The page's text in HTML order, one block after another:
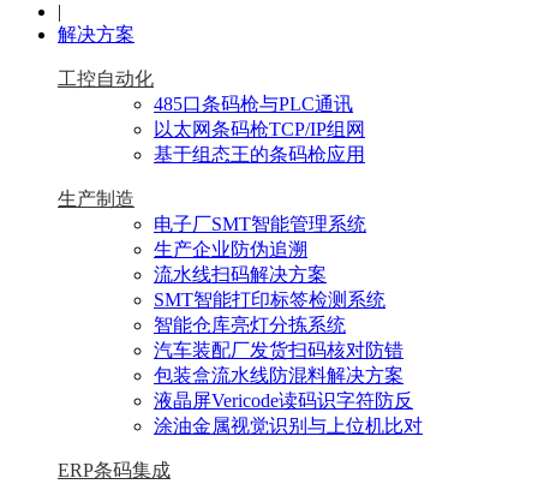
|
解决方案
工控自动化
485口条码枪与PLC通讯
以太网条码枪TCP/IP组网
基于组态王的条码枪应用
生产制造
电子厂SMT智能管理系统
生产企业防伪追溯
流水线扫码解决方案
SMT智能打印标签检测系统
智能仓库亮灯分拣系统
汽车装配厂发货扫码核对防错
包装盒流水线防混料解决方案
液晶屏Vericode读码识字符防反
涂油金属视觉识别与上位机比对
ERP条码集成